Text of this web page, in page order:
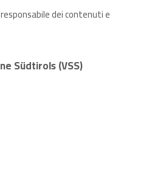
dei contenuti e
Südtirols (VSS)